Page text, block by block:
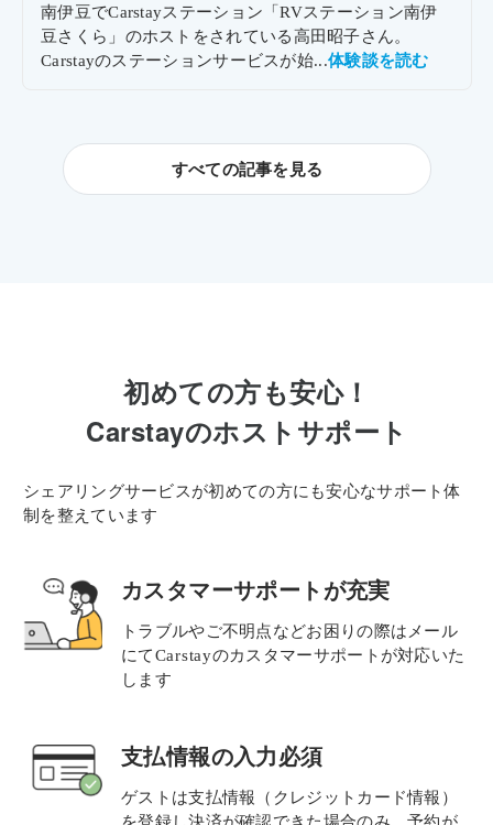
南伊豆でCarstayステーション「RVステーション南伊
豆さくら」のホストをされている高田昭子さん。
Carstayのステーションサービスが始...体験談を読む
すべての記事を見る
初めての方も安心！
Carstayのホストサポート
シェアリングサービスが初めての方にも安心なサポート体
制を整えています
カスタマーサポートが充実
トラブルやご不明点などお困りの際はメール
にてCarstayのカスタマーサポートが対応いた
します
支払情報の入力必須
ゲストは支払情報（クレジットカード情報）